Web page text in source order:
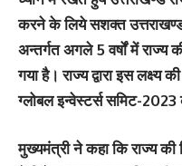
करने के लिये सशक्त
अन्तर्गत अगले 5 वर्षों में राज्य
गया है। राज्य द्वारा इस लक्ष्य
ग्लोबल इन्वेस्टर्स समिट-
मुख्यमंत्री ने कहा कि राज्य की